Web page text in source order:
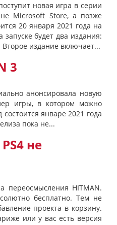
новая игра в серии
Microsoft Store, а позже
20 января 2021 года на
запуске будет два издания:
издание включает...
3
анонсировала новую
игры, в котором можно
январе 2021 года
пока не...
не
переосмысления HITMAN.
бесплатно. Тем не
проекта в корзину.
или у вас есть версия